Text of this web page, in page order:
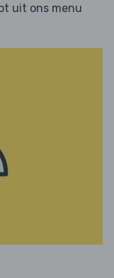
uit ons menu